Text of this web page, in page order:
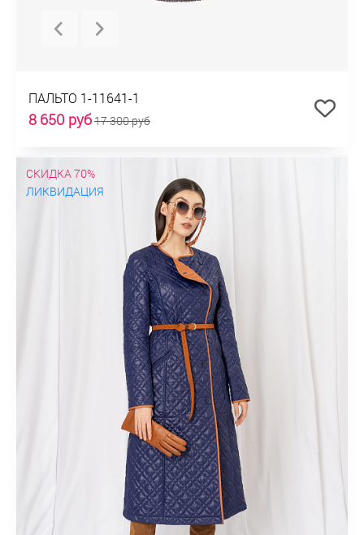
ПАЛЬТО 1-11641-1
8 650 руб17 300 руб
СКИДКА 70%
ЛИКВИДАЦИЯ